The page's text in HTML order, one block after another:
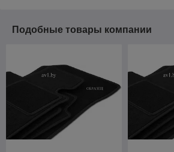
Подобные товары компании